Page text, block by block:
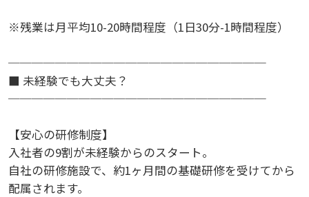
※残業は月平均10-20時間程度（1日30分-1時間程度）
──────────────────────
■ 未経験でも大丈夫？
──────────────────────
【安心の研修制度】
入社者の9割が未経験からのスタート。
自社の研修施設で、約1ヶ月間の基礎研修を受けてから
配属されます。